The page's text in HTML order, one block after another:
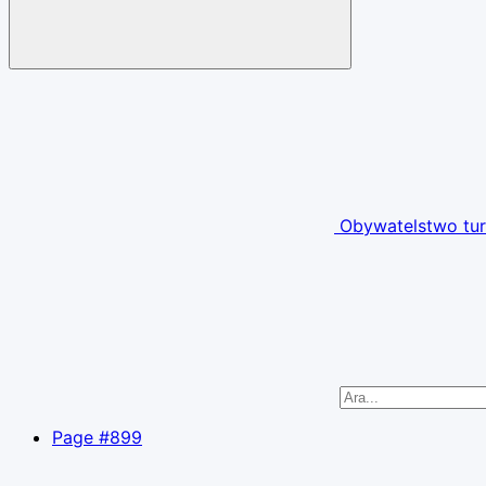
Obywatelstwo
Page #899